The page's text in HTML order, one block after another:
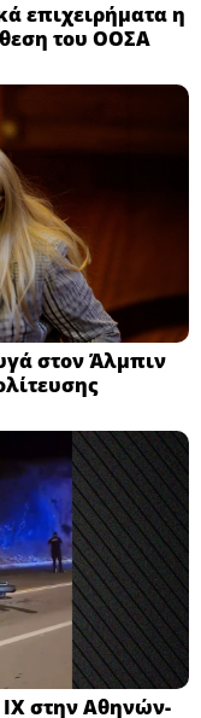
επιχειρήματα η
του ΟΟΣΑ
στον Άλμπιν
στην Αθηνών-